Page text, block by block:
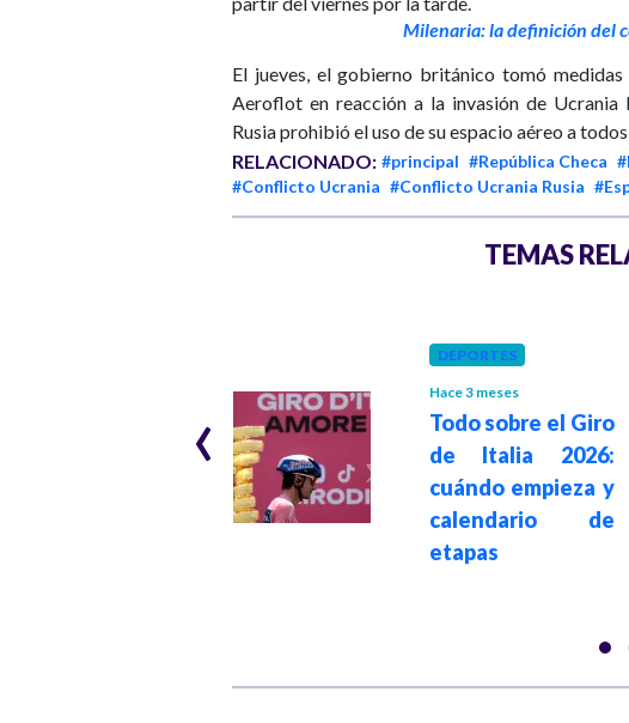
Milenaria: la definición del
El jueves, el gobierno británico tomó
Aeroflot en reacción a la invasión de Ucrania
Rusia prohibió el uso de su espacio aéreo a
RELACIONADO: #principal #República Checa
#Conflicto Ucrania #Conflicto Ucrania Rusia
TEMAS
debatir reformas
DEPORTES
Hace 3 meses
Todo sobre el Giro
de Italia 2026:
cuándo empieza y
calendario de
etapas
‹